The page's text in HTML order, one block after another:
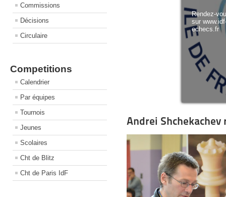
Commissions
Décisions
Circulaire
Competitions
Calendrier
Par équipes
Tournois
Jeunes
Scolaires
Cht de Blitz
Cht de Paris IdF
Rendez-
sur
echecs.fr
Andrei